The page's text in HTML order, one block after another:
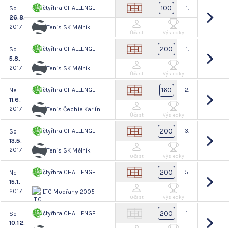
So
26.8.
2017
čtyřhra CHALLENGE
Tenis SK Mělník
100 1.
Účast Výsledky
So
5.8.
2017
čtyřhra CHALLENGE
Tenis SK Mělník
200 1.
Účast Výsledky
Ne
11.6.
2017
čtyřhra CHALLENGE
Tenis Čechie Karlín
160 2.
Účast Výsledky
So
13.5.
2017
čtyřhra CHALLENGE
Tenis SK Mělník
200 3.
Účast Výsledky
Ne
15.1.
2017
čtyřhra CHALLENGE
LTC Modřany 2005
200 5.
Účast Výsledky
So
10.12.
čtyřhra CHALLENGE 200 1.